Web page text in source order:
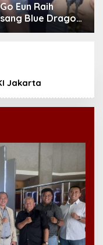
Eun Raih
Blue Dragon
Awards 2026
Jakarta